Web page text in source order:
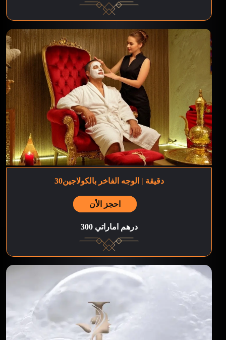
30دقيقة | الوجه الفاخر بالكولاجين
احجز الأن
300 درهم اماراتي